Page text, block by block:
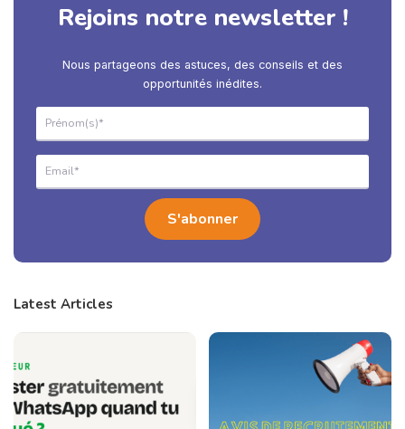
Rejoins notre newsletter !
Nous partageons des astuces, des conseils et des
opportunités inédites.
Latest Articles